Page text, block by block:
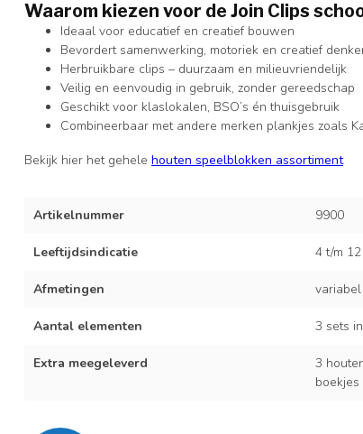
Waarom kiezen voor de Join Clips
Ideaal voor educatief en creatief bouwen
Bevordert samenwerking, motoriek en creatief
Herbruikbare clips – duurzaam en milieuvriendelijk
Veilig en eenvoudig in gebruik, zonder gereedschap
Geschikt voor klaslokalen, BSO’s én thuisgebruik
Combineerbaar met andere merken plankjes zoals
Bekijk hier het gehele houten speelblokken assortiment
Artikelnummer 9900
Leeftijdsindicatie 4 t/m
Afmetingen variabel
Aantal elementen 3 sets
Extra meegeleverd
3
boekjes